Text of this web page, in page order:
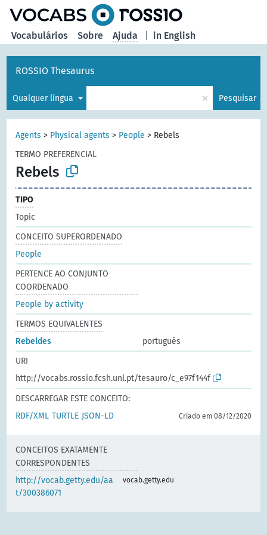
in English
Vocabulários Sobre Ajuda
ROSSIO Thesaurus
Qualquer língua × Pesquisar
Agents > Physical agents > People > Rebels
TERMO PREFERENCIAL
Rebels
TIPO
Topic
CONCEITO SUPERORDENADO
People
PERTENCE AO CONJUNTO
COORDENADO
People by activity
TERMOS EQUIVALENTES
Rebeldes
português
URI
http://vocabs.rossio.fcsh.unl.pt/tesauro/c_e97f144f
DESCARREGAR ESTE CONCEITO:
RDF/XML TURTLE JSON-LD Criado em 08/12/2020
CONCEITOS EXATAMENTE
CORRESPONDENTES
http://vocab.getty.edu/aa
t/300386071
vocab.getty.edu